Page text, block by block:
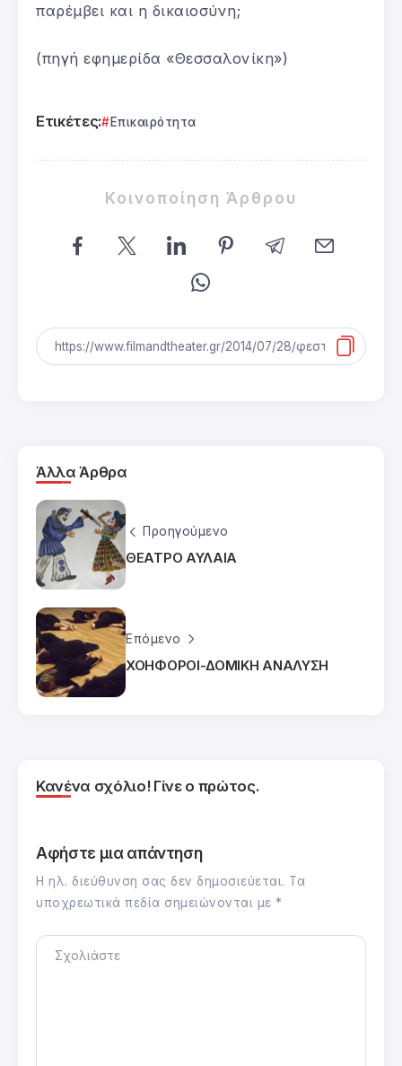
παρέμβει και η δικαιοσύνη;
(πηγή εφημερίδα «Θεσσαλονίκη»)
Ετικέτες: Επικαιρότητα
Κοινοποίηση Άρθρου
Άλλα Άρθρα
Προηγούμενο
ΘΕΑΤΡΟ ΑΥΛΑΙΑ
Επόμενο
ΧΟΗΦΟΡΟΙ-ΔΟΜΙΚΗ ΑΝΑΛΥΣΗ
Κανένα σχόλιο! Γίνε ο πρώτος.
Αφήστε μια απάντηση
Η ηλ. διεύθυνση σας δεν δημοσιεύεται. Τα
υποχρεωτικά πεδία σημειώνονται με *